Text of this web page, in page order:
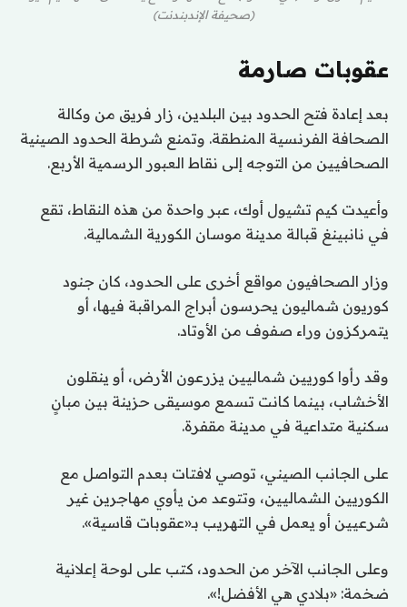
(صحيفة الإندبندنت)
عقوبات صارمة
بعد إعادة فتح الحدود بين البلدين، زار فريق من وكالة
الصحافة الفرنسية المنطقة. وتمنع شرطة الحدود الصينية
الصحافيين من التوجه إلى نقاط العبور الرسمية الأربع.
وأعيدت كيم تشيول أوك، عبر واحدة من هذه النقاط، تقع
في نانبينغ قبالة مدينة موسان الكورية الشمالية.
وزار الصحافيون مواقع أخرى على الحدود، كان جنود
كوريون شماليون يحرسون أبراج المراقبة فيها، أو
يتمركزون وراء صفوف من الأوتاد.
وقد رأوا كوريين شماليين يزرعون الأرض، أو ينقلون
الأخشاب، بينما كانت تسمع موسيقى حزينة بين مبانٍ
سكنية متداعية في مدينة مقفرة.
على الجانب الصيني، توصي لافتات بعدم التواصل مع
الكوريين الشماليين، وتتوعد من يأوي مهاجرين غير
شرعيين أو يعمل في التهريب بـ«عقوبات قاسية».
وعلى الجانب الآخر من الحدود، كتب على لوحة إعلانية
ضخمة: «بلادي هي الأفضل!».